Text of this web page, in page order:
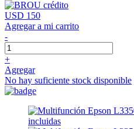
USD 150
Agregar a mi carrito
-
+
Agregar
No hay suficiente stock disponible